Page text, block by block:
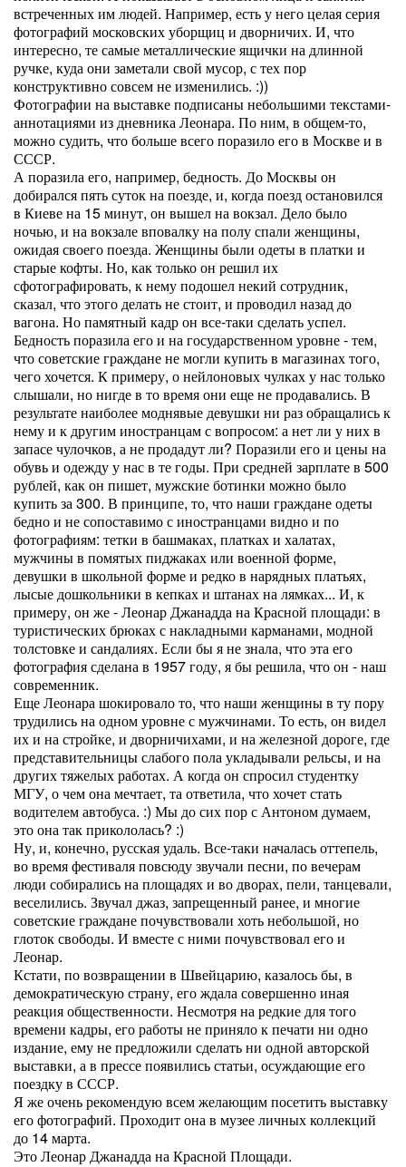
встреченных им людей. Например, есть у него целая серия
фотографий московских уборщиц и дворничих. И, что
интересно, те самые металлические ящички на длинной
ручке, куда они заметали свой мусор, с тех пор
конструктивно совсем не изменились. :))
Фотографии на выставке подписаны небольшими текстами-
аннотациями из дневника Леонара. По ним, в общем-то,
можно судить, что больше всего поразило его в Москве и в
СССР.
А поразила его, например, бедность. До Москвы он
добирался пять суток на поезде, и, когда поезд остановился
в Киеве на 15 минут, он вышел на вокзал. Дело было
ночью, и на вокзале вповалку на полу спали женщины,
ожидая своего поезда. Женщины были одеты в платки и
старые кофты. Но, как только он решил их
сфотографировать, к нему подошел некий сотрудник,
сказал, что этого делать не стоит, и проводил назад до
вагона. Но памятный кадр он все-таки сделать успел.
Бедность поразила его и на государственном уровне - тем,
что советские граждане не могли купить в магазинах того,
чего хочется. К примеру, о нейлоновых чулках у нас только
слышали, но нигде в то время они еще не продавались. В
результате наиболее моднявые девушки ни раз обращались к
нему и к другим иностранцам с вопросом: а нет ли у них в
запасе чулочков, а не продадут ли? Поразили его и цены на
обувь и одежду у нас в те годы. При средней зарплате в 500
рублей, как он пишет, мужские ботинки можно было
купить за 300. В принципе, то, что наши граждане одеты
бедно и не сопоставимо с иностранцами видно и по
фотографиям: тетки в башмаках, платках и халатах,
мужчины в помятых пиджаках или военной форме,
девушки в школьной форме и редко в нарядных платьях,
лысые дошкольники в кепках и штанах на лямках... И, к
примеру, он же - Леонар Джанадда на Красной площади: в
туристических брюках с накладными карманами, модной
толстовке и сандалиях. Если бы я не знала, что эта его
фотография сделана в 1957 году, я бы решила, что он - наш
современник.
Еще Леонара шокировало то, что наши женщины в ту пору
трудились на одном уровне с мужчинами. То есть, он видел
их и на стройке, и дворничихами, и на железной дороге, где
представительницы слабого пола укладывали рельсы, и на
других тяжелых работах. А когда он спросил студентку
МГУ, о чем она мечтает, та ответила, что хочет стать
водителем автобуса. :) Мы до сих пор с Антоном думаем,
это она так прикололась? :)
Ну, и, конечно, русская удаль. Все-таки началась оттепель,
во время фестиваля повсюду звучали песни, по вечерам
люди собирались на площадях и во дворах, пели, танцевали,
веселились. Звучал джаз, запрещенный ранее, и многие
советские граждане почувствовали хоть небольшой, но
глоток свободы. И вместе с ними почувствовал его и
Леонар.
Кстати, по возвращении в Швейцарию, казалось бы, в
демократическую страну, его ждала совершенно иная
реакция общественности. Несмотря на редкие для того
времени кадры, его работы не приняло к печати ни одно
издание, ему не предложили сделать ни одной авторской
выставки, а в прессе появились статьи, осуждающие его
поездку в СССР.
Я же очень рекомендую всем желающим посетить выставку
его фотографий. Проходит она в музее личных коллекций
до 14 марта.
Это Леонар Джанадда на Красной Площади.